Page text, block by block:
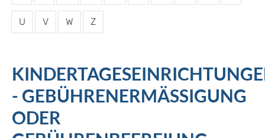
U V W Z
- GEBÜHRENERMÄSSIGUNG O
DER G